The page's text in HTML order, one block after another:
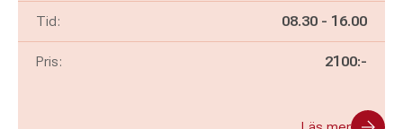
Tid: Pågår mellan
08.30 - och
16.00
Pris: 2100:-